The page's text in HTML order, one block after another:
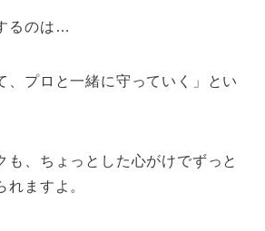
るのは…
、プロと一緒に守っていく」とい
も、ちょっとした心がけでずっと
れますよ。